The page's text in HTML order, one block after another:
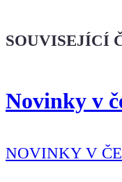
SOUVISEJÍCÍ
Novinky v
NOVINKY V